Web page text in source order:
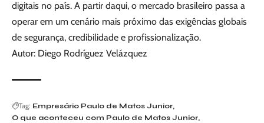
digitais no país. A partir daqui, o mercado brasileiro passa a
operar em um cenário mais próximo das exigências globais
de segurança, credibilidade e profissionalização.
Autor: Diego Rodríguez Velázquez
Tag: Empresário Paulo de Matos Junior
O que aconteceu com Paulo de Matos Junior